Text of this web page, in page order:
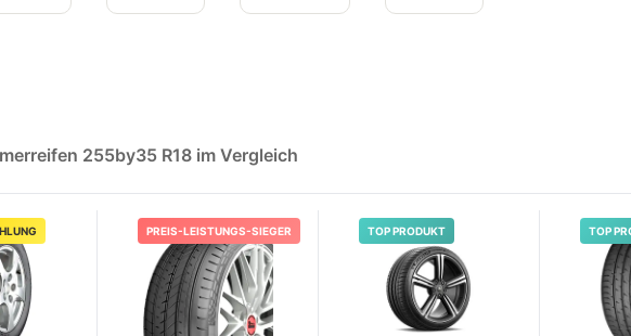
255by35 R18 im Vergleich
PREIS-LEISTUNGS-SIEGER TOP PRODUKT TOP